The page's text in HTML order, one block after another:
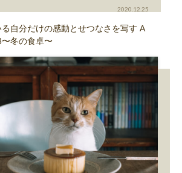
2020.12.25
自分だけの感動とせつなさを写す A
冬の食卓〜